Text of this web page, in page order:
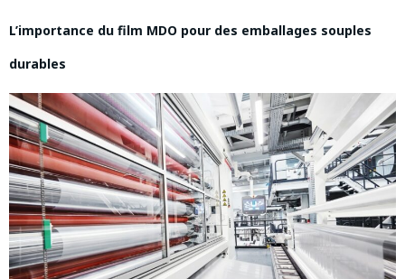
L’importance du film MDO pour des emballages souples
durables